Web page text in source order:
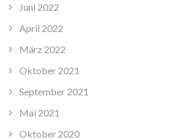
Juni 2022
April 2022
März 2022
Oktober 2021
September 2021
Mai 2021
Oktober 2020